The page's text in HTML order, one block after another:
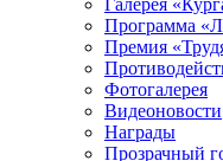
Галерея
Программа
Премия
Фотогалерея
Видеоновости
Награды
Прозрачный